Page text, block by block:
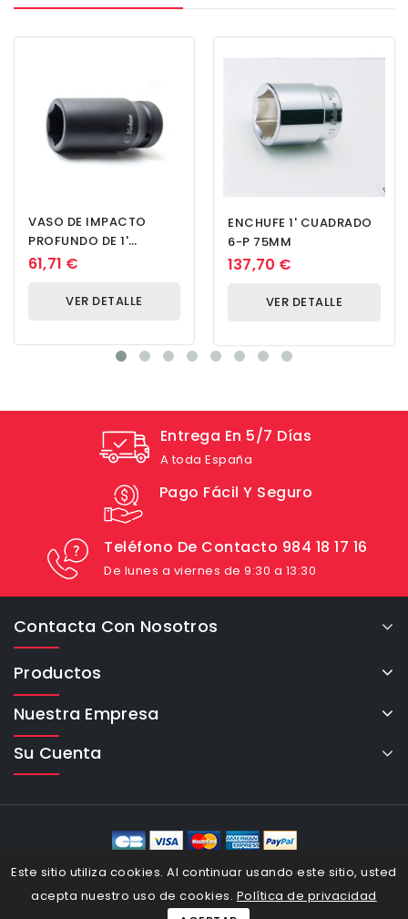
VASO DE IMPACTO
PROFUNDO DE 1'
CUADRADO, PARED
61,71 €
VER DETALLE
ENCHUFE 1' CUADRADO
6-P 75MM
137,70 €
VER DETALLE
Entrega En 5/7 Días
A toda España
Pago Fácil Y Seguro
Teléfono De Contacto 984 18 17 16
De lunes a viernes de 9:30 a 13:30
Contacta Con Nosotros
Productos
Nuestra Empresa
Su Cuenta
Este sitio utiliza cookies. Al continuar usando este sitio, usted
acepta nuestro uso de cookies. Política de privacidad
eCommerce Cybertron © 2026